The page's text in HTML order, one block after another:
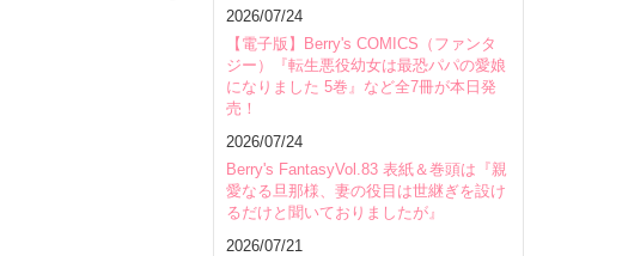
2026/07/24
【電子版】Berry's COMICS（ファンタ
ジー）『転生悪役幼女は最恐パパの愛娘
になりました 5巻』など全7冊が本日発
売！
2026/07/24
Berry's FantasyVol.83 表紙＆巻頭は『親
愛なる旦那様、妻の役目は世継ぎを設け
るだけと聞いておりましたが』
2026/07/21